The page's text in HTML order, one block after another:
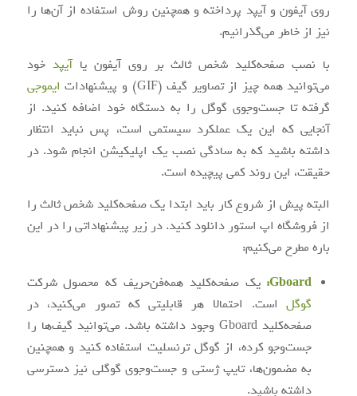
روی آیفون و آیپد پرداخته و همچنین روش استفاده از آن‌ها را
نیز از خاطر می‌گذرانیم.
با نصب صفحه‌کلید شخص ثالث بر روی آیفون یاآیپد خود
می‌توانید همه چیز از تصاویر گیف (GIF) و پیشنهادات
ایموجی
گرفته تا جست‌و‌جوی گوگل را به دستگاه خود اضافه کنید. از
آنجایی که این یک عملکرد سیستمی است، پس نباید انتظار
داشته باشید که به‌ سادگی نصب یک اپلیکیشن انجام شود. در
حقیقت، این روند کمی پیچیده است.
البته پیش از شروع کار باید ابتدا یک صفحه‌کلید شخص ثالث را
از فروشگاه اپ استور دانلود کنید. در زیر پیشنهاداتی را در این
باره مطرح می‌کنیم:
Gboard
:یک صفحه‌کلید همه‌فن‌حریف که محصول شرکت
گوگلاست. احتمالا هر قابلیتی که تصور می‌کنید، در
صفحه‌کلید Gboard وجود داشته باشد. می‌توانید گیف‌ها را
جست‌و‌جو کرده، از گوگل ترنسلیت استفاده کنید و همچنین
به مضمون‌ها، تایپ ژستی و جست‌و‌جوی گوگلی نیز دسترسی
داشته باشید.